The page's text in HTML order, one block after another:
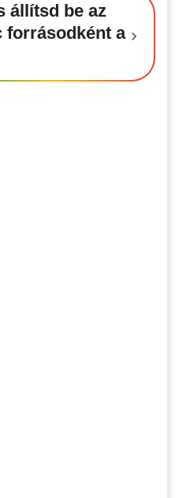
állítsd be az
forrásodként a